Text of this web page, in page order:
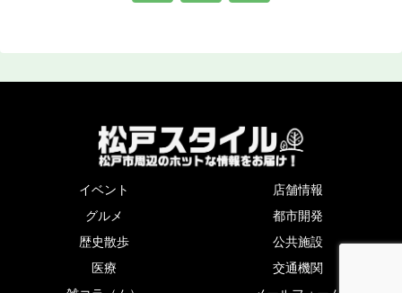
イベント
店舗情報
グルメ
都市開発
歴史散歩
公共施設
医療
交通機関